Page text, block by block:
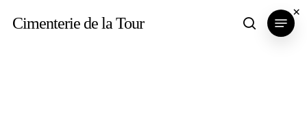
Cimenterie de la Tour search
Menu
×